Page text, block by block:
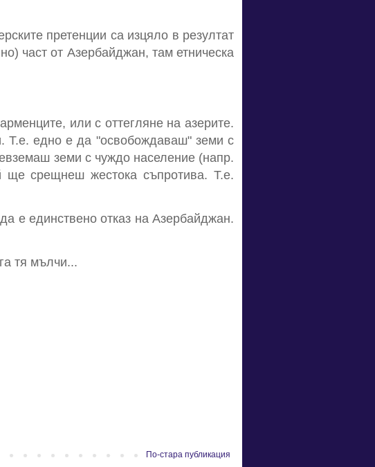
претенции са изцяло в резултат
част от Азербайджан, там етническа
или с оттегляне на азерите.
Т.е. едно е да "освобождаваш" земи с
земи с чуждо население (напр.
ще срещнеш жестока съпротива. Т.е.
е единствено отказ на Азербайджан.
тя мълчи...
По-стара публикация